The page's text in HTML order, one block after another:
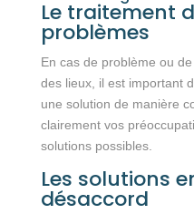
Le traitement
problèmes
En cas de problème ou
des lieux, il est important
une solution de manière
clairement vos
solutions possibles.
Les solutions
désaccord